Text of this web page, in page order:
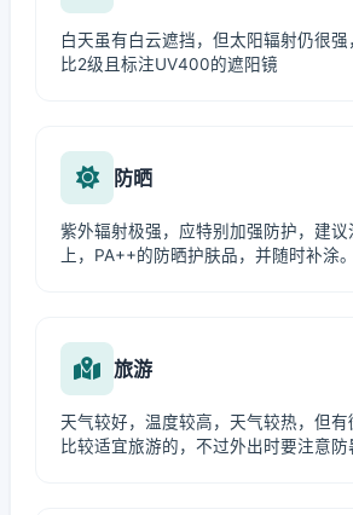
白天虽有白云遮挡，但太阳辐射仍很
比2级且标注UV400的遮阳镜
防晒
紫外辐射极强，应特别加强防护，建议
上，PA++的防晒护肤品，并随时补涂。
旅游
天气较好，温度较高，天气较热，但
比较适宜旅游的，不过外出时要注意防